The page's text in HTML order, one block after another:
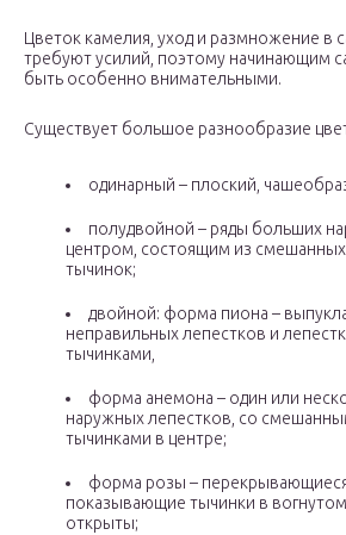
Цветок камелия, уход и размножение в
требуют усилий, поэтому начинающим
быть особенно внимательными.
Существует большое разнообразие
одинарный – плоский,
полудвойной – ряды больших
центром, состоящим из
тычинок;
двойной: форма пиона –
неправильных лепестков и
тычинками,
форма анемона – один или
наружных лепестков, со
тычинками в центре;
форма розы – перекрывающиеся
показывающие тычинки в вогнутом
открыты;